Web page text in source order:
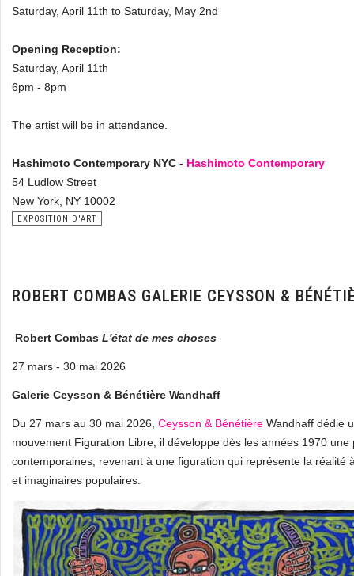
Saturday, April 11th to Saturday, May 2nd
Opening Reception:
Saturday, April 11th
6pm - 8pm
The artist will be in attendance.
Hashimoto Contemporary NYC - Hashimoto Contemporary
54 Ludlow Street
New York, NY 10002
EXPOSITION D'ART
ROBERT COMBAS GALERIE CEYSSON &
Robert Combas L'état de mes choses
27 mars - 30 mai 2026
Galerie Ceysson & Bénétière Wandhaff
Du 27 mars au 30 mai 2026, Ceysson & Bénétière Wandhaff dédie
mouvement Figuration Libre, il développe dès les années 1970
contemporaines, revenant à une figuration qui représente la
et imaginaires populaires.